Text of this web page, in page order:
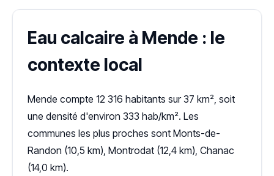
Eau calcaire à Mende : le
contexte local
Mende compte 12 316 habitants sur 37 km², soit
une densité d'environ 333 hab/km². Les
communes les plus proches sont Monts-de-
Randon (10,5 km), Montrodat (12,4 km), Chanac
(14,0 km).